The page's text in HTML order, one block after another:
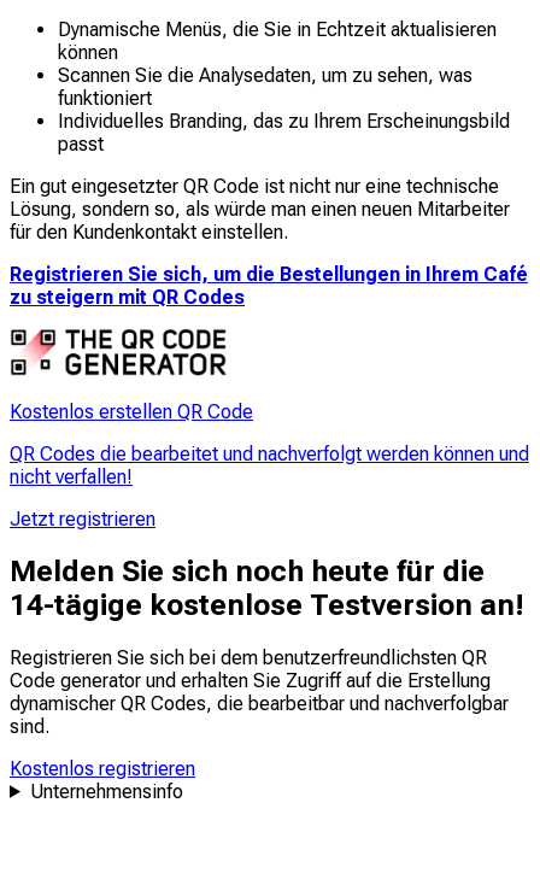
Dynamische Menüs, die Sie in Echtzeit aktualisieren
können
Scannen Sie die Analysedaten, um zu sehen, was
funktioniert
Individuelles Branding, das zu Ihrem Erscheinungsbild
passt
Ein gut eingesetzter QR Code ist nicht nur eine technische
Lösung, sondern so, als würde man einen neuen Mitarbeiter
für den Kundenkontakt einstellen.
Registrieren Sie sich, um die Bestellungen in Ihrem Café
zu steigern mit QR Codes
Kostenlos erstellen QR Code
QR Codes die bearbeitet und nachverfolgt werden können und
nicht verfallen!
Jetzt registrieren
Melden Sie sich noch heute für die
14-tägige kostenlose Testversion an!
Registrieren Sie sich bei dem benutzerfreundlichsten QR
Code generator und erhalten Sie Zugriff auf die Erstellung
dynamischer QR Codes, die bearbeitbar und nachverfolgbar
sind.
Kostenlos registrieren
Unternehmensinfo